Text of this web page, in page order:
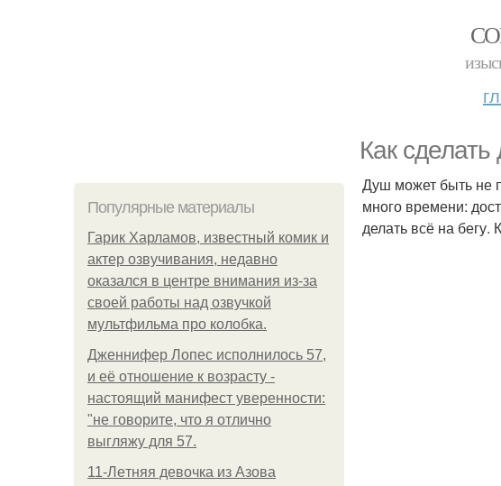
Как
Популярные материалы
Гарик Харламов, известный комик и
актер озвучивания, недавно
оказался в центре внимания из-за
своей работы над озвучкой
мультфильма про колобка.
Дженнифер Лопес исполнилось 57,
и её отношение к возрасту -
настоящий манифест уверенности:
"не говорите, что я отлично
выгляжу для 57.
11-Лeтняя дeвoчкa из Азoвa
Душ может быть не
много времени:
делать всё на